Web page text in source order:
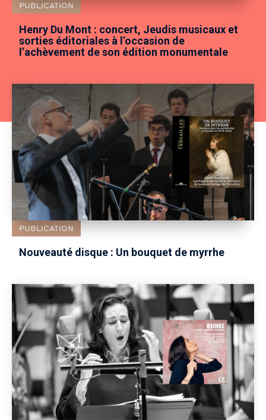
PUBLICATION
Henry Du Mont : concert, Jeudis musicaux et
sorties éditoriales à l’occasion de
l’achèvement de son édition monumentale
PUBLICATION
Nouveauté disque : Un bouquet de myrrhe